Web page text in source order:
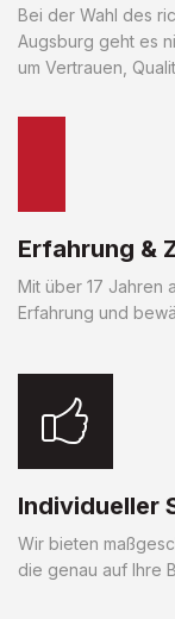
Bei der Wahl des
Augsburg geht es
um Vertrauen,
Erfahrung &
Mit über 17 Jahren
Erfahrung und
Individueller
Wir bieten
die genau auf Ihre